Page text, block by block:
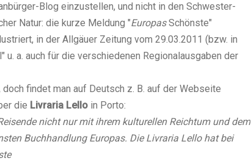
Blog einzustellen, und nicht in den Schwester-
Natur: die kurze Meldung "EuropasSchönste"
in der Allgäuer Zeitung vom 29.03.2011 (bzw. in
a. auch für die verschiedenen Regionalausgaben der
findet man auf Deutsch z. B. auf der Webseite
die Livraria Lello in Porto:
nicht nur mit ihrem kulturellen Reichtum und dem
Buchhandlung Europas. Die Livraria Lello hat bei